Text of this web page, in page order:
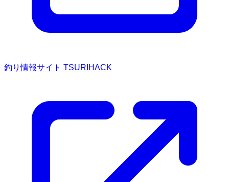
釣り情報サイト TSURIHACK